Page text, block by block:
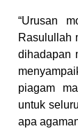
“Urusan
Rasulullah
dihadapan
piagam
untuk
apa